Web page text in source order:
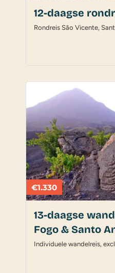
12-daagse
Rondreis São Vicente,
€1.330
13-daagse
Fogo & Santo
Individuele wandelreis,